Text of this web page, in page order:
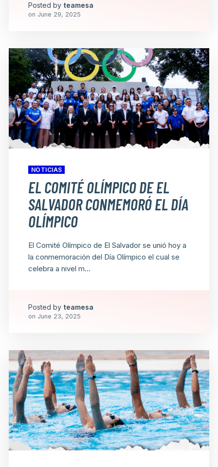
Posted by teamesa
on June 29, 2025
NOTICIAS
EL COMITÉ OLÍMPICO DE EL
SALVADOR CONMEMORÓ EL DÍA
OLÍMPICO
El Comité Olímpico de El Salvador se unió hoy a
la conmemoración del Día Olímpico el cual se
celebra a nivel m...
Posted by teamesa
on June 23, 2025